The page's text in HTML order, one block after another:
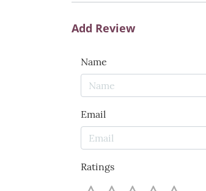
Add Review
Name
Email
Ratings